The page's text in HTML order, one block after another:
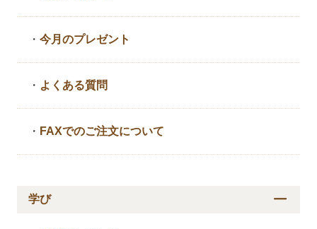
・今月のプレゼント
・ よくある質問
・ FAXでのご注文について
学び